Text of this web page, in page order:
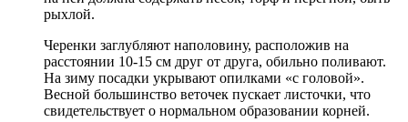
рыхлой.
Черенки заглубляют наполовину, расположив на
расстоянии 10-15 см друг от друга, обильно поливают.
На зиму посадки укрывают опилками «с головой».
Весной большинство веточек пускает листочки, что
свидетельствует о нормальном образовании корней.